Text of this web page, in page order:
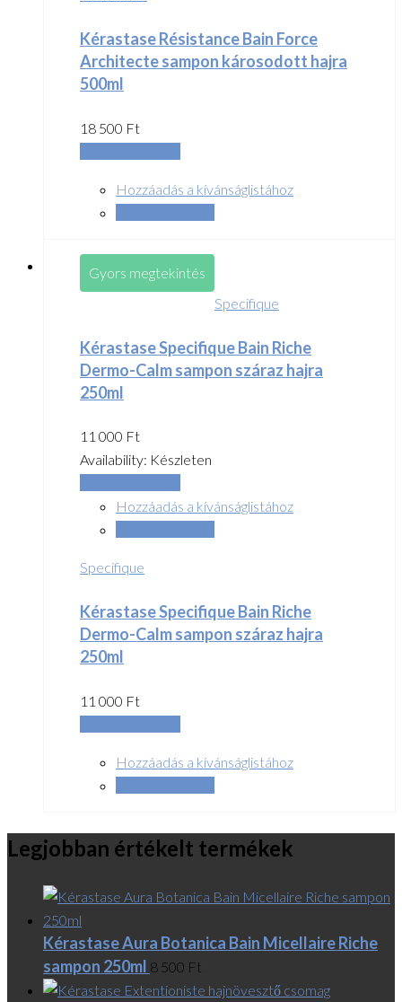
Kérastase Résistance Bain Force
Architecte sampon károsodott hajra
500ml
18 500 Ft
Hozzáadás a kívánságlistához
Gyors megtekintés
Specifique
Kérastase Specifique Bain Riche
Dermo-Calm sampon száraz hajra
250ml
11 000 Ft
Availability: Készleten
Hozzáadás a kívánságlistához
Specifique
Kérastase Specifique Bain Riche
Dermo-Calm sampon száraz hajra
250ml
11 000 Ft
Hozzáadás a kívánságlistához
Legjobban értékelt termékek
Kérastase Aura Botanica Bain Micellaire Riche
sampon 250ml 8 500 Ft